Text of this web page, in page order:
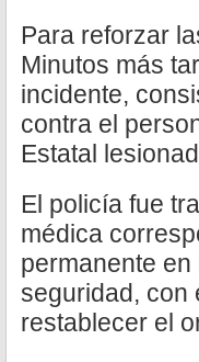
Para reforzar
Minutos más
incidente,
contra el
Estatal
El policía fue
médica
permanente
seguridad, con
restablecer el